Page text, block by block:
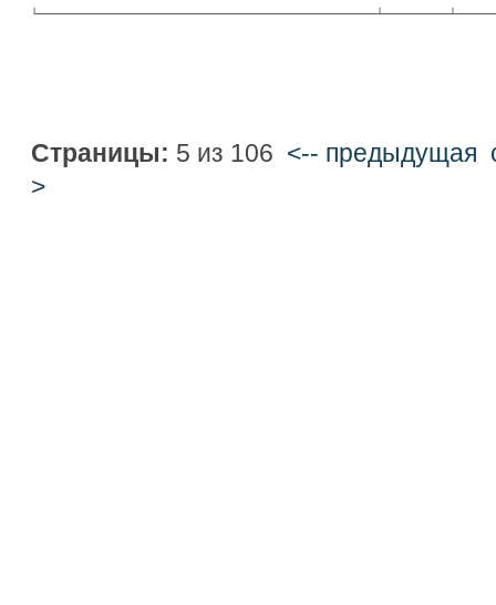
Страницы: 5 из 106 <-- предыдущая
>